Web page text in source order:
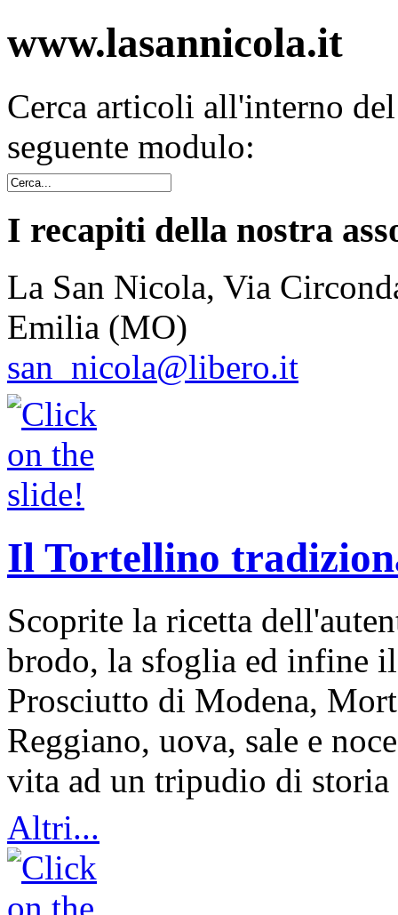
www.lasannicola.it
Cerca articoli all'interno
seguente modulo:
I recapiti della nostra
La San Nicola, Via
Emilia (MO)
san_nicola@libero.it
Il Tortellino
Scoprite la ricetta
brodo, la sfoglia ed infine
Prosciutto di Modena,
Reggiano, uova, sale e
vita ad un tripudio di storia
Altri...